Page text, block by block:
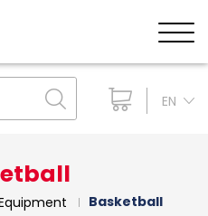
EN
Basketball